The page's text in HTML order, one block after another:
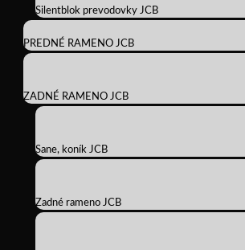
Silentblok prevodovky JCB
PREDNÉ RAMENO JCB
ZADNÉ RAMENO JCB
Sane, koník JCB
Zadné rameno JCB